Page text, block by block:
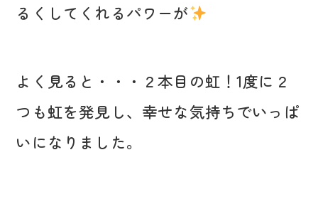
るくしてくれるパワーが
よく見ると・・・２本目の虹！1度に２
つも虹を発見し、幸せな気持ちでいっぱ
いになりました。